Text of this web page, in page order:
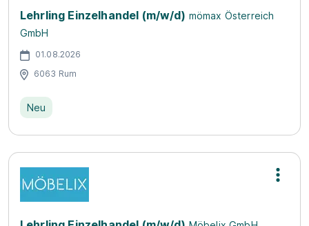
Lehrling Einzelhandel (m/w/d) mömax Österreich
GmbH
01.08.2026
6063 Rum
Neu